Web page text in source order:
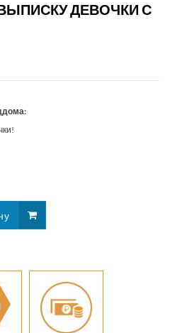
с
на
с
ДЕВОЧКИ С